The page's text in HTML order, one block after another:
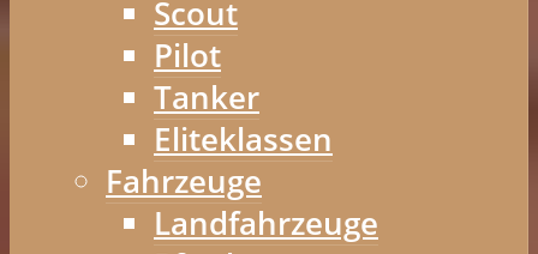
Scout
Pilot
Tanker
Eliteklassen
Fahrzeuge
Landfahrzeuge